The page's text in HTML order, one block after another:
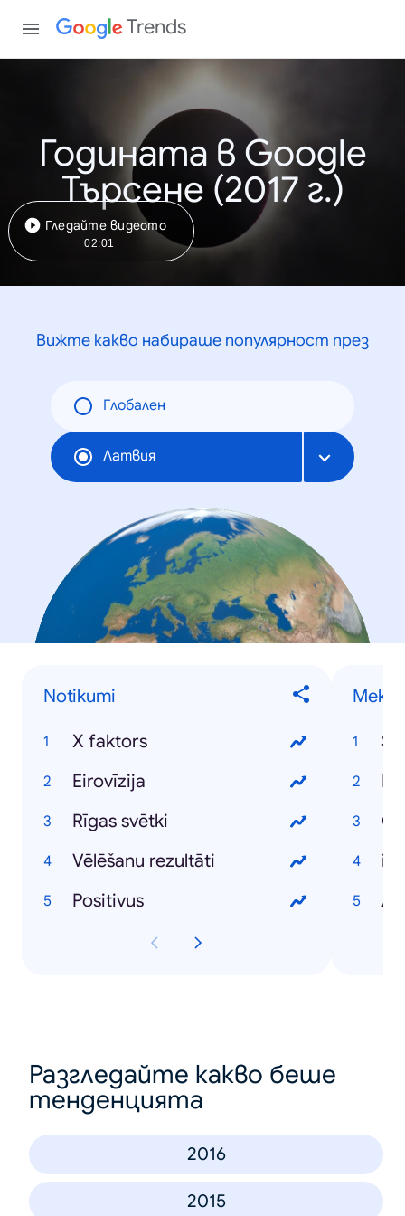
Trends
Годината в Google
Търсене (2017 г.)
Гледайте видеото
02:01
Вижте какво набираше популярност през
Глобален
Латвия
Notikumi
X faktors
Eirovīzija
Rīgas svētki
Vēlēšanu rezultāti
Positivus
Разгледайте какво беше
тенденцията
2016
2015